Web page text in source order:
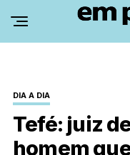
DIA A DIA
Tefé: juiz
homem